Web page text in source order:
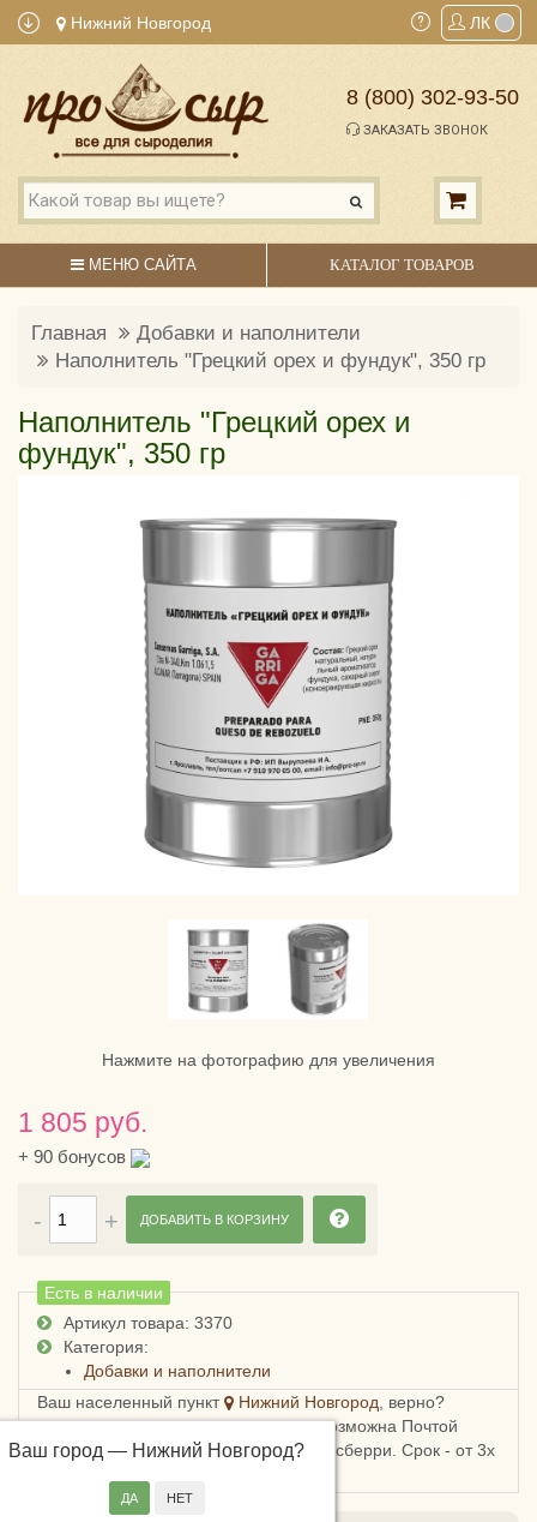
Нижний Новгород ЛК
8 (800) 302-93-50
ЗАКАЗАТЬ ЗВОНОК
МЕНЮ САЙТА КАТАЛОГ ТОВАРОВ
Главная
Добавки и наполнители
Наполнитель "Грецкий орех и фундук", 350 гр
Наполнитель "Грецкий орех и
фундук", 350 гр
Нажмите на фотографию для увеличения
1 805 руб.
+ 90 бонусов
Есть в наличии
Артикул товара: 3370
Категория:
Добавки и наполнители
Ваш населенный пункт
Нижний Новгород , верно?
Ваш город — Нижний Новгород?
Доставка в Нижегородскую область возможна Почтой
России, СДЭКом, Пятерочкой или Боксберри. Срок - от 3х
ДОБАВИТЬ В КОРЗИНУ